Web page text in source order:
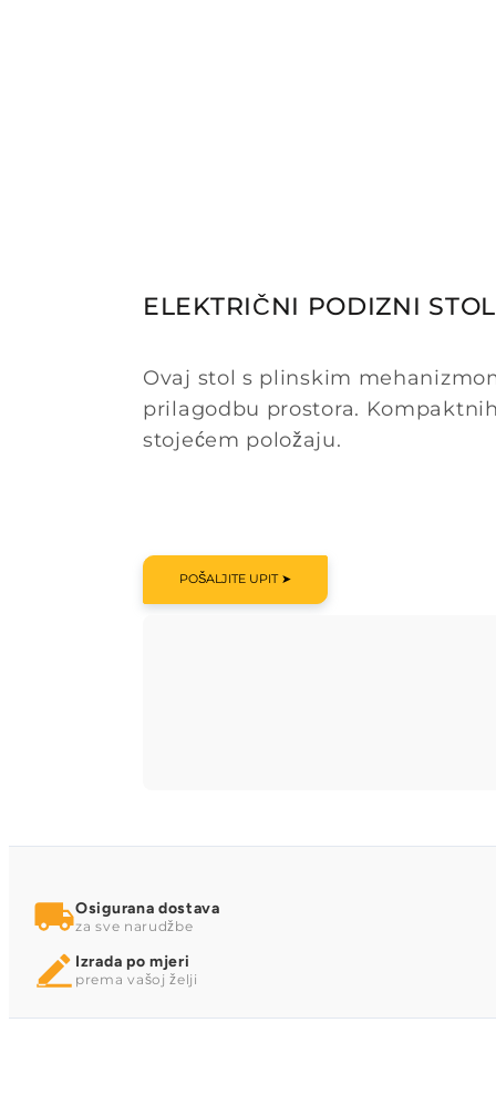
ELEKTRIČNI PODIZNI
Ovaj stol s plinskim
prilagodbu prostora.
stojećem položaju.
POŠALJITE UPIT ➤
Osigurana dostava
za sve narudžbe
Izrada po mjeri
prema vašoj želji